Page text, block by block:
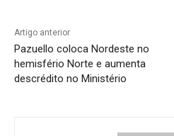
Artigo anterior
Pazuello coloca Nordeste no
hemisfério Norte e aumenta
descrédito no Ministério